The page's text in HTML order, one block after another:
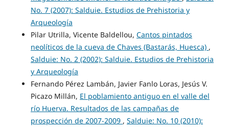
No. 7 (2007): Salduie. Estudios de Prehistoria y
Arqueología
Pilar Utrilla, Vicente Baldellou, Cantos pintados
neolíticos de la cueva de Chaves (Bastarás, Huesca) ,
Salduie: No. 2 (2002): Salduie. Estudios de Prehistoria
y Arqueología
Fernando Pérez Lambán, Javier Fanlo Loras, Jesús V.
Picazo Millán, El poblamiento antiguo en el valle del
río Huerva. Resultados de las campañas de
prospección de 2007-2009 , Salduie: No. 10 (2010):